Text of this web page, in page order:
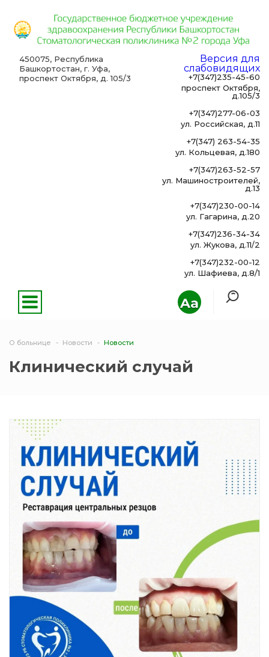
Aa
450075, Республика
Башкортостан, г. Уфа,
проспект Октября, д. 105/3
Версия для
слабовидящих
+7(347)235-45-60
проспект Октября,
д.105/3
+7(347)277-06-03
ул. Российская, д.11
+7(347) 263-54-35
ул. Кольцевая, д.180
+7(347)263-52-57
ул. Машиностроителей,
д.13
+7(347)230-00-14
ул. Гагарина, д.20
+7(347)236-34-34
ул. Жукова, д.11/2
+7(347)232-00-12
ул. Шафиева, д.8/1
О больнице Новости Новости
Клинический случай